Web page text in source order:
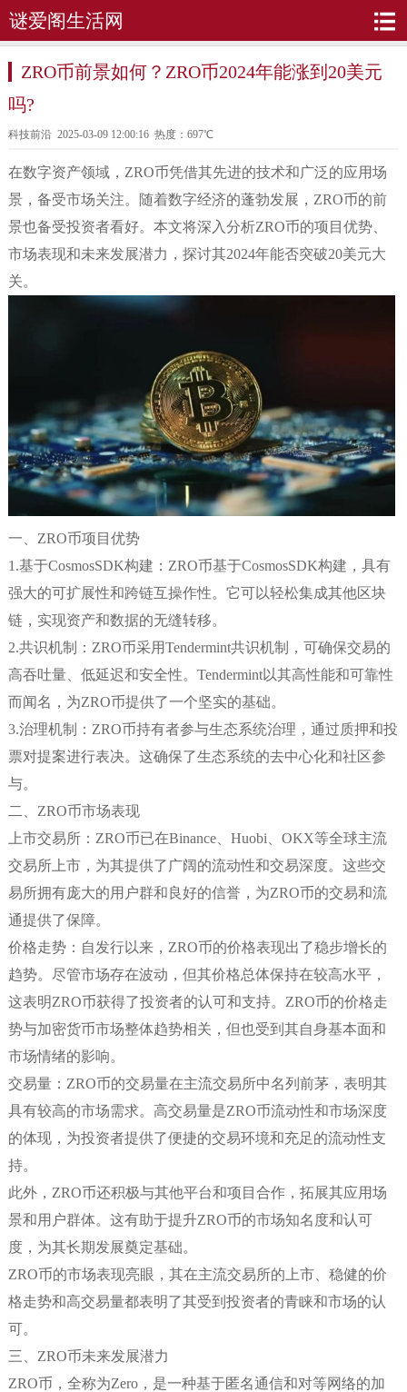
谜爱阁生活网
ZRO币前景如何？ZRO币2024年能涨到20美元
吗?
科技前沿2025-03-09 12:00:16 热度：697℃
在数字资产领域，ZRO币凭借其先进的技术和广泛的应用场
景，备受市场关注。随着数字经济的蓬勃发展，ZRO币的前
景也备受投资者看好。本文将深入分析ZRO币的项目优势、
市场表现和未来发展潜力，探讨其2024年能否突破20美元大
关。
一、ZRO币项目优势
1.基于CosmosSDK构建：ZRO币基于CosmosSDK构建，具有
强大的可扩展性和跨链互操作性。它可以轻松集成其他区块
链，实现资产和数据的无缝转移。
2.共识机制：ZRO币采用Tendermint共识机制，可确保交易的
高吞吐量、低延迟和安全性。Tendermint以其高性能和可靠性
而闻名，为ZRO币提供了一个坚实的基础。
3.治理机制：ZRO币持有者参与生态系统治理，通过质押和投
票对提案进行表决。这确保了生态系统的去中心化和社区参
与。
二、ZRO币市场表现
上市交易所：ZRO币已在Binance、Huobi、OKX等全球主流
交易所上市，为其提供了广阔的流动性和交易深度。这些交
易所拥有庞大的用户群和良好的信誉，为ZRO币的交易和流
通提供了保障。
价格走势：自发行以来，ZRO币的价格表现出了稳步增长的
趋势。尽管市场存在波动，但其价格总体保持在较高水平，
这表明ZRO币获得了投资者的认可和支持。ZRO币的价格走
势与加密货币市场整体趋势相关，但也受到其自身基本面和
市场情绪的影响。
交易量：ZRO币的交易量在主流交易所中名列前茅，表明其
具有较高的市场需求。高交易量是ZRO币流动性和市场深度
的体现，为投资者提供了便捷的交易环境和充足的流动性支
持。
此外，ZRO币还积极与其他平台和项目合作，拓展其应用场
景和用户群体。这有助于提升ZRO币的市场知名度和认可
度，为其长期发展奠定基础。
ZRO币的市场表现亮眼，其在主流交易所的上市、稳健的价
格走势和高交易量都表明了其受到投资者的青睐和市场的认
可。
三、ZRO币未来发展潜力
ZRO币，全称为Zero，是一种基于匿名通信和对等网络的加